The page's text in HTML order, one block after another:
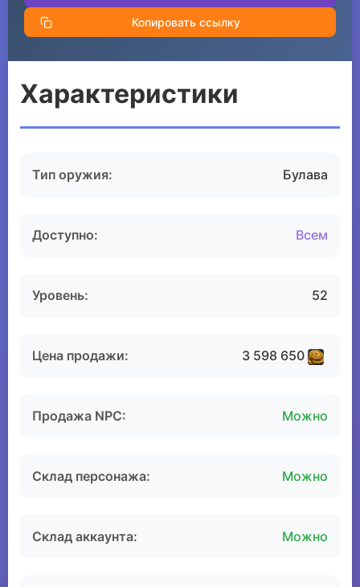
Копировать ссылку
Характеристики
Тип оружия: Булава
Доступно: Всем
Уровень: 52
Цена продажи: 3 598 650
Продажа NPC: Можно
Склад персонажа: Можно
Склад аккаунта: Можно